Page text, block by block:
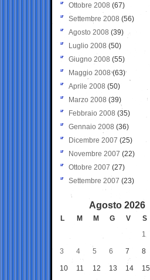
Ottobre 2008 (67)
Settembre 2008 (56)
Agosto 2008 (39)
Luglio 2008 (50)
Giugno 2008 (55)
Maggio 2008(63)
Aprile 2008 (50)
Marzo 2008 (39)
Febbraio 2008 (35)
Gennaio 2008 (36)
Dicembre 2007 (25)
Novembre 2007 (22)
Ottobre 2007 (27)
Settembre 2007 (23)
Agosto 2026
L M M G V S
1
3 4 5 6 7 8
10 11 12 13 14 15